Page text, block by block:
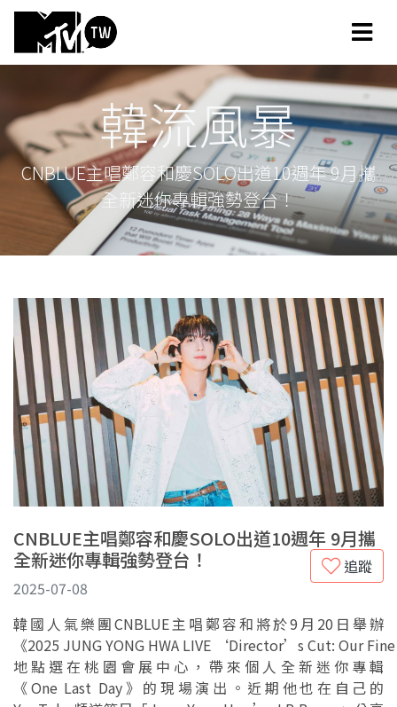
韓流風暴
CNBLUE主唱鄭容和慶SOLO出道10週年 9月攜
全新迷你專輯強勢登台！
CNBLUE主唱鄭容和慶SOLO出道10週年 9月攜
全新迷你專輯強勢登台！
追蹤
2025-07-08
韓國人氣樂團CNBLUE主唱鄭容和將於9月20日舉辦
《2025 JUNG YONG HWA LIVE ‘Director’s Cut: Our
地點選在桃園會展中心，帶來個人全新迷你專輯
《One Last Day》的現場演出。近期他也在自己的